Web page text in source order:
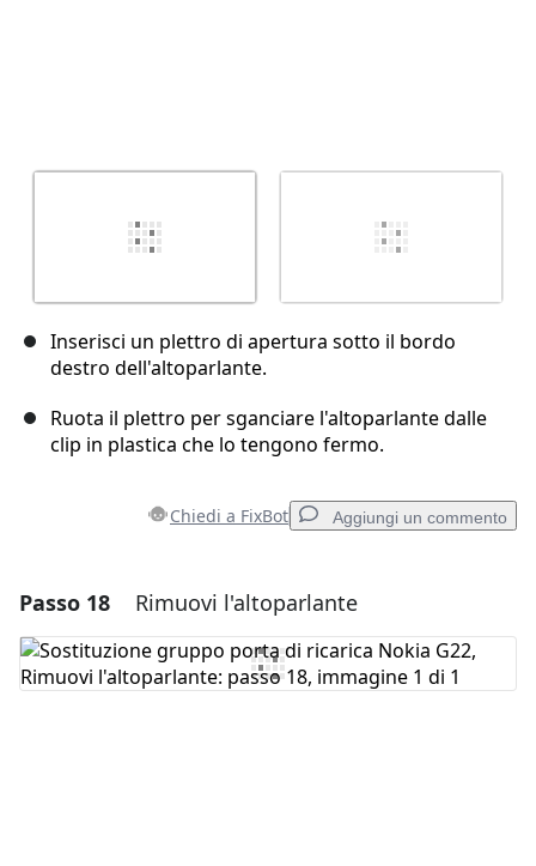
Inserisci un plettro di apertura sotto il bordo
destro dell'altoparlante.
Ruota il plettro per sganciare l'altoparlante dalle
clip in plastica che lo tengono fermo.
Chiedi a FixBot Aggiungi un commento
Aggiungi un commento
Aggiungi Commento
Passo 18 Rimuovi l'altoparlante